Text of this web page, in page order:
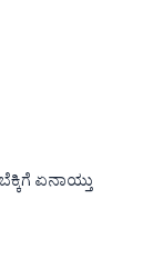
ಏನಾಯ್ತು